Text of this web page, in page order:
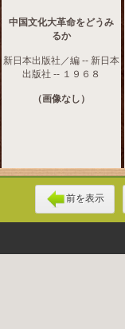
中国文化大革命をどうみ
るか
新日本出版社／編 -- 新日本
出版社 -- １９６８
（画像なし）
前を表示